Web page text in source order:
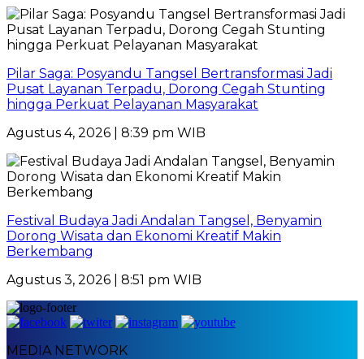
Pilar Saga: Posyandu Tangsel Bertransformasi Jadi
Pusat Layanan Terpadu, Dorong Cegah Stunting
hingga Perkuat Pelayanan Masyarakat
Agustus 4, 2026 | 8:39 pm WIB
Festival Budaya Jadi Andalan Tangsel, Benyamin
Dorong Wisata dan Ekonomi Kreatif Makin
Berkembang
Agustus 3, 2026 | 8:51 pm WIB
MEDIA NETWORK